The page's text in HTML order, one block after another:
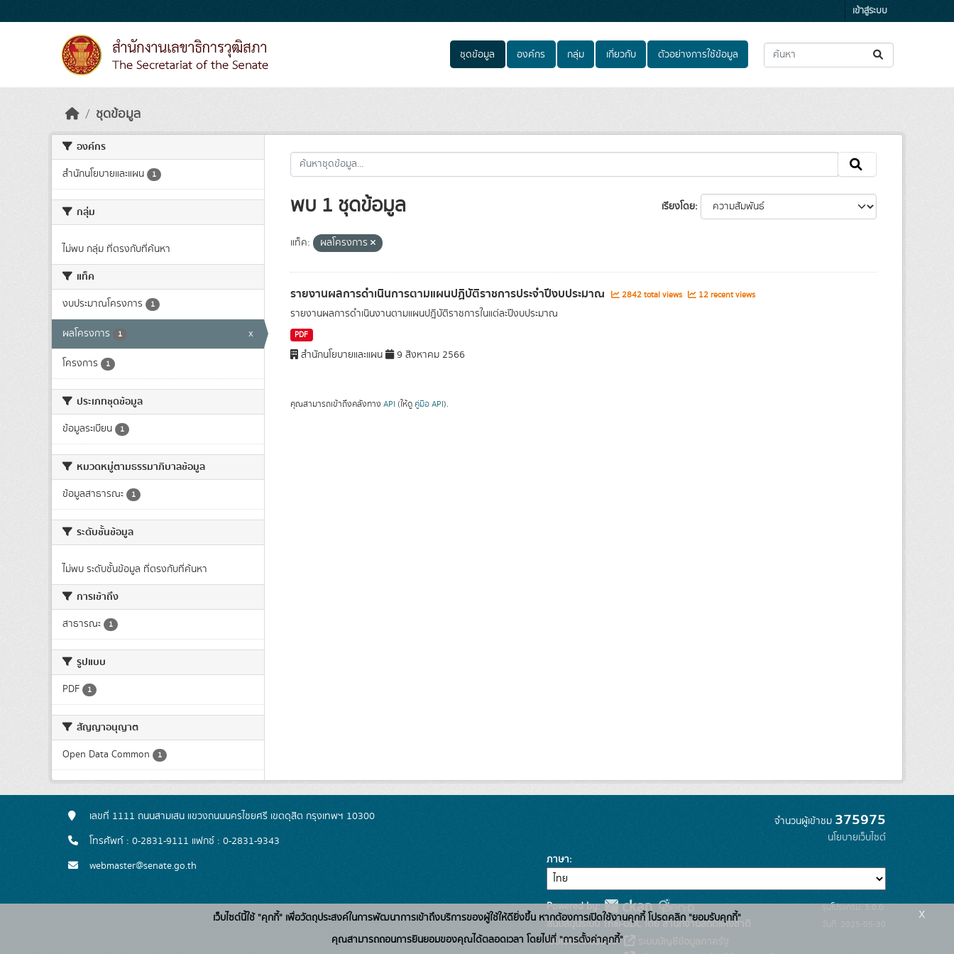
เข้าสู่ระบบ
ชุดข้อมูล องค์กร กลุ่ม เกี่ยวกับ ตัวอย่างการใช้ข้อมูล
ชุดข้อมูล
องค์กร
สำนักนโยบายและแผน 1
กลุ่ม
ไม่พบ กลุ่ม ที่ตรงกับที่ค้นหา
แท็ค
งบประมาณโครงการ 1
ผลโครงการ 1 x
โครงการ 1
ประเภทชุดข้อมูล
ข้อมูลระเบียน 1
หมวดหมู่ตามธรรมาภิบาลข้อมูล
ข้อมูลสาธารณะ 1
ระดับชั้นข้อมูล
ไม่พบ ระดับชั้นข้อมูล ที่ตรงกับที่ค้นหา
การเข้าถึง
สาธารณะ 1
รูปแบบ
PDF 1
สัญญาอนุญาต
Open Data Common 1
เรียงโดย
พบ 1 ชุดข้อมูล
แท็ค: ผลโครงการ
รายงานผลการดำเนินการตามแผนปฏิบัติราชการประจำปีงบประมาณ 2842 total views 12 recent views
รายงานผลการดำเนินงานตามแผนปฎิบัติราชการในแต่ละปีงบประมาณ
PDF
สำนักนโยบายและแผน 9 สิงหาคม 2566
คุณสามารถเข้าถึงคลังทาง API (ให้ดู คู่มือ API).
เลขที่ 1111 ถนนสามเสน แขวงถนนนครไชยศรี เขตดุสิต กรุงเทพฯ 10300
โทรศัพท์ : 0-2831-9111 แฟกซ์ : 0-2831-9343
webmaster@senate.go.th
จำนวนผู้เข้าชม 375975
นโยบายเว็บไซต์
ภาษา
Powered by:
สนับสนุนระบบ Thai-GDC โดย สำนักงานสถิติแห่งชาติ
เว็บไซต์ที่เกี่ยวข้อง:
รุ่นโปรแกรม: 3.0.0
วันที่: 2025-05-30
เว็บไซต์นี้ใช้ "คุกกี้" เพื่อวัตถุประสงค์ในการพัฒนาการเข้าถึงบริการของผู้ใช้ให้ดียิ่งขึ้น หากต้องการเปิดใช้งานคุกกี้ โปรดคลิก "ยอมรับคุกกี้"
คุณสามารถถอนการยินยอมของคุณได้ตลอดเวลา โดยไปที่ "การตั้งค่าคุกกี้"
x